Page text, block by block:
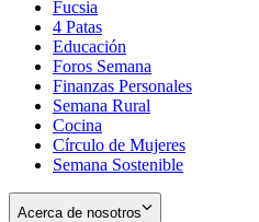
in
new
window
Fucsia
in
new
window
4 Patas
Educación
Foros Semana
Finanzas Personales
Semana Rural
Cocina
Círculo de Mujeres
Semana Sostenible
Acerca de nosotros